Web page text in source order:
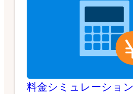
料金シミュレーション